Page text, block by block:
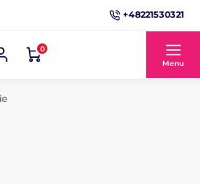
+48221530321
0
Menu